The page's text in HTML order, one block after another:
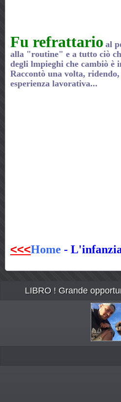
Fu refrattario al
alla "routine" e a tutto ciò
degli lmpieghi che cambiò è
Raccontò una volta,
esperienza lavorativa...
<<<Home -
LIBRO ! Grande